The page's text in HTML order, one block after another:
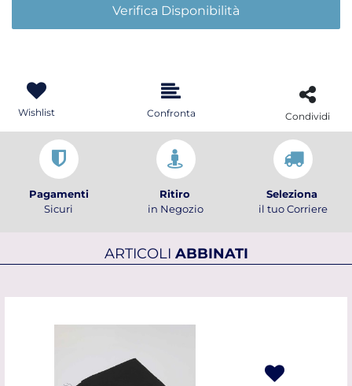
Verifica Disponibilità
Wishlist Confronta Condividi
Pagamenti
Sicuri
Ritiro
in Negozio
Seleziona
il tuo Corriere
ARTICOLI ABBINATI